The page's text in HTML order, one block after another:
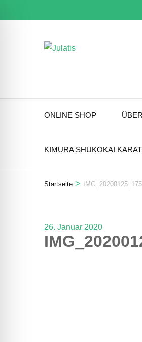
Inhalt
(Eingabetaste
ONLINE SHOP
KIMURA SHUKOKAI
Startseite >
26. Januar 2020
Profil